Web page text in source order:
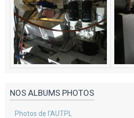
NOS ALBUMS PHOTOS
Photos de l'AUTPL